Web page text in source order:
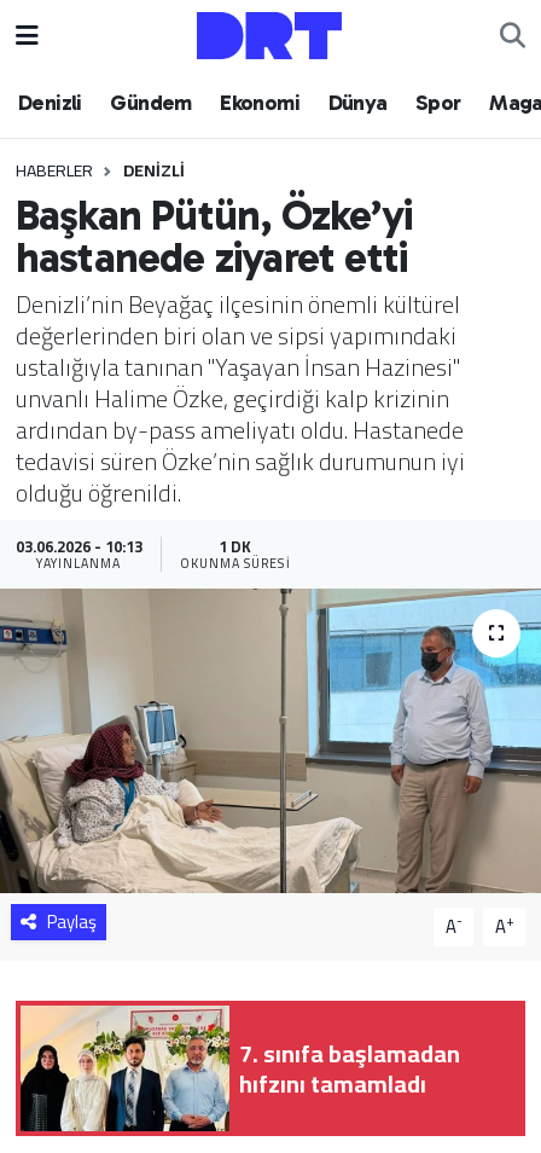
Denizli Gündem Ekonomi Dünya Spor
HABERLER DENIZLI
Başkan Pütün, Özke’yi
hastanede ziyaret etti
Denizli’nin Beyağaç ilçesinin önemli kültürel
değerlerinden biri olan ve sipsi yapımındaki
ustalığıyla tanınan "Yaşayan İnsan Hazinesi"
unvanlı Halime Özke, geçirdiği kalp krizinin
ardından by-pass ameliyatı oldu. Hastanede
tedavisi süren Özke’nin sağlık durumunun iyi
olduğu öğrenildi.
03.06.2026 - 10:13
YAYINLANMA
1 DK
OKUNMA SÜRESI
Paylaş A- A+
7. sınıfa başlamadan
hıfzını tamamladı
Denizli
Ekonomi
Dünya
Spor
Magazin
Teknoloji
Sağlık
Yazarlar
Resmi İlan
Resmi Reklam
Hava Durumu
Trafik Durumu
Puan Durumu ve Fikstür
Tüm Manşetler
Son Dakika Haberleri
Haber Arşivi